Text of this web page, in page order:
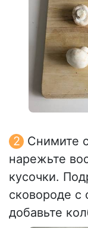
Снимите
нарежьте
кусочки.
сковороде
добавьте